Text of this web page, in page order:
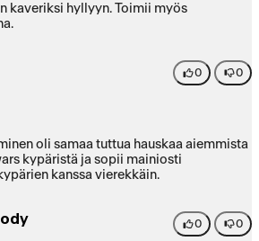
kaveriksi hyllyyn. Toimii myös
0 0
oli samaa tuttua hauskaa aiemmista
kypäristä ja sopii mainiosti
kanssa vierekkäin.
0 0